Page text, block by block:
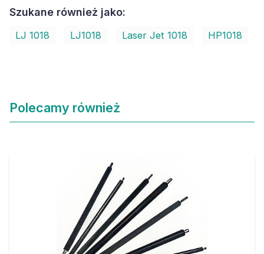
Szukane również jako:
LJ 1018 LJ1018 Laser Jet 1018 HP1018
Polecamy również